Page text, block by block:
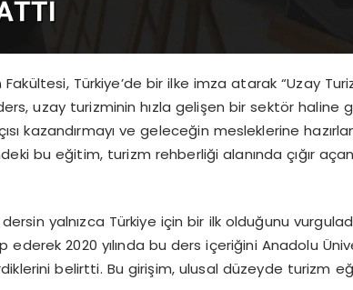
Türkiye’de bir ilke imza atarak “Uzay
uzay turizminin hızla gelişen bir sektör haline
kazandırmayı ve geleceğin mesleklerine
bu eğitim, turizm rehberliği alanında çığır
dersin yalnızca Türkiye için bir ilk olduğunu
2020 yılında bu ders içeriğini Anadolu
belirtti. Bu girişim, ulusal düzeyde turizm